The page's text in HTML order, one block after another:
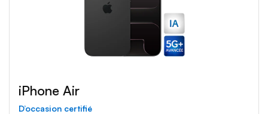
iPhone Air
D’occasion certifié